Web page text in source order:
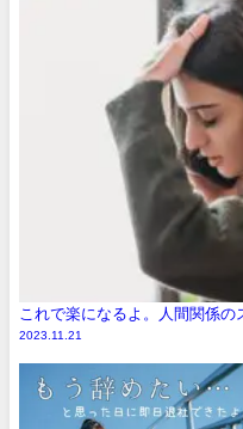
これで楽になるよ。人間関係
2023.11.21